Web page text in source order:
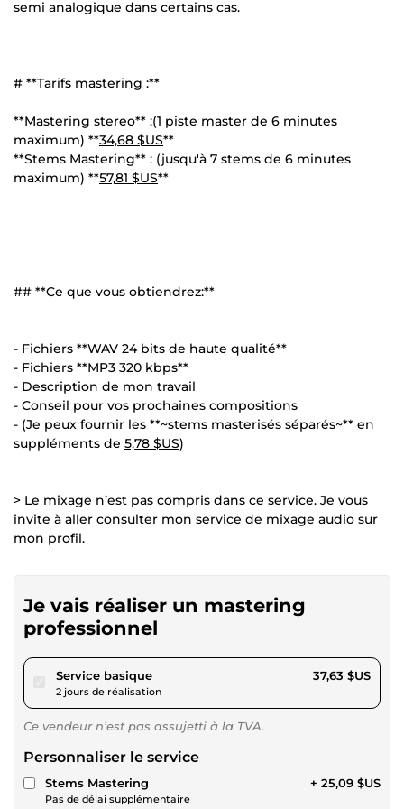
semi analogique dans certains cas.
# **Tarifs mastering :**
**Mastering stereo** :(1 piste master de 6 minutes
maximum) **34,68 $US**
**Stems Mastering** : (jusqu'à 7 stems de 6 minutes
maximum) **57,81 $US**
## **Ce que vous obtiendrez:**
- Fichiers **WAV 24 bits de haute qualité**
- Fichiers **MP3 320 kbps**
- Description de mon travail
- Conseil pour vos prochaines compositions
- (Je peux fournir les **~stems masterisés séparés~** en
suppléments de 5,78 $US)
> Le mixage n’est pas compris dans ce service. Je vous
invite à aller consulter mon service de mixage audio sur
mon profil.
Je vais réaliser un mastering
professionnel
Service basiquepour 34,68 $US
2 jours de réalisation
37,63 $US
Ce vendeur n’est pas assujetti à la TVA.
Personnaliser le service
Stems Mastering
Pas de délai supplémentaire
+ 25,09 $US